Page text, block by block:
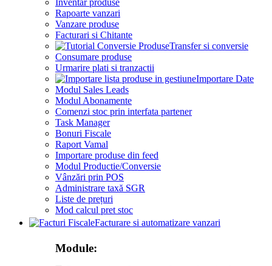
Inventar produse
Rapoarte vanzari
Vanzare produse
Facturari si Chitante
Transfer si conversie
Consumare produse
Urmarire plati si tranzactii
Importare Date
Modul Sales Leads
Modul Abonamente
Comenzi stoc prin interfata partener
Task Manager
Bonuri Fiscale
Raport Vamal
Importare produse din feed
Modul Productie/Conversie
Vânzări prin POS
Administrare taxă SGR
Liste de prețuri
Mod calcul pret stoc
Facturare si automatizare vanzari
Module: